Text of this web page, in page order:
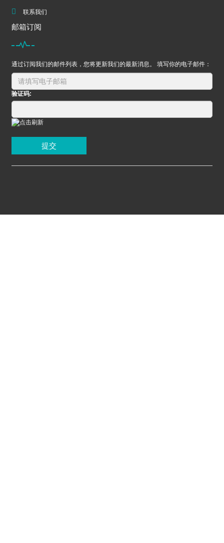
联系我们
邮箱订阅
通过订阅我们的邮件列表，您将更新我们的最新消息。 填写你的电子邮件：
验证码:
提交